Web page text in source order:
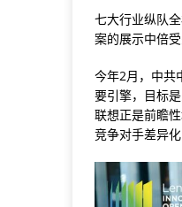
七大行业纵队
案的展示中倍受
今年2月，中共
要引擎，目标
联想正是前瞻
竞争对手差异